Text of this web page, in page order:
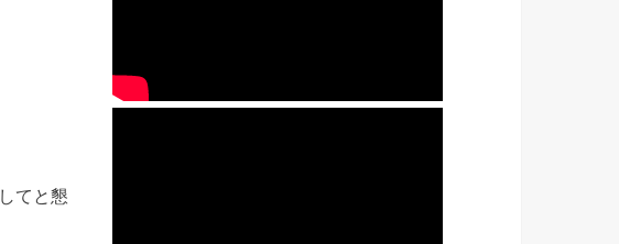
てと懇